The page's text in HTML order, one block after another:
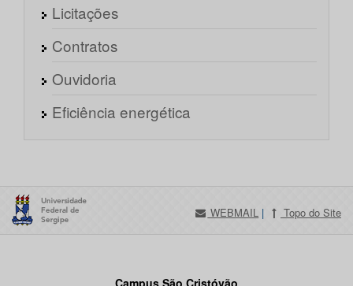
Licitações
Contratos
Ouvidoria
Eficiência energética
WEBMAIL | Topo do Site